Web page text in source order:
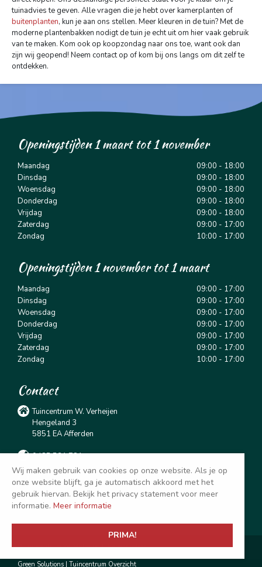
tuinadvies te geven. Alle vragen die je hebt over kamerplanten of
buitenplanten, kun je aan ons stellen. Meer kleuren in de tuin? Met de
moderne plantenbakken nodigt de tuin je echt uit om hier vaak gebruik
van te maken. Kom ook op koopzondag naar ons toe, want ook dan
zijn wij geopend! Neem contact op of kom bij ons langs om dit zelf te
ontdekken.
Openingstijden 1 maart tot 1 november
Maandag
09:00 - 18:00
Dinsdag
09:00 - 18:00
Woensdag
09:00 - 18:00
Donderdag
09:00 - 18:00
Vrijdag
09:00 - 18:00
Zaterdag
09:00 - 17:00
Zondag
10:00 - 17:00
Openingstijden 1 november tot 1 maart
Maandag
09:00 - 17:00
Dinsdag
09:00 - 17:00
Woensdag
09:00 - 17:00
Donderdag
09:00 - 17:00
Vrijdag
09:00 - 17:00
Zaterdag
09:00 - 17:00
Zondag
10:00 - 17:00
Contact
Tuincentrum W. Verheijen
Hengeland 3
5851 EA Afferden
0485 531 781
info@tuincentrumverheijen.nl
@tuincentrumverheijen
© Tuincentrum W. Verheijen |Privacy policy
Green Solutions | Tuincentrum Overzicht
PRIMA!
Wij maken gebruik van cookies op onze website. Als je op
onze website blijft, ga je automatisch akkoord met het
gebruik hiervan. Bekijk het privacy statement voor meer
informatie. Meer informatie